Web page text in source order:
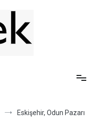
Eskişehir, Odun Pazarı